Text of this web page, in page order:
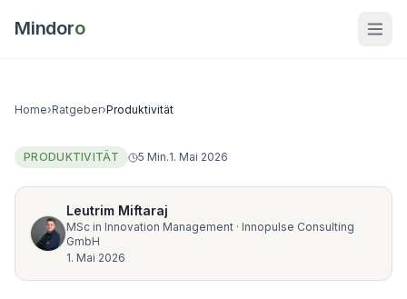
Mindoro
Home›Ratgeber›Produktivität
PRODUKTIVITÄT 5 Min.1. Mai 2026
Leutrim Miftaraj
MSc in Innovation Management · Innopulse Consulting
GmbH
1. Mai 2026